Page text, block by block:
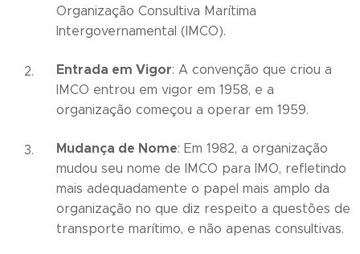
Organização Consultiva Marítima
Intergovernamental (IMCO).
Entrada em Vigor: A convenção que criou a
IMCO entrou em vigor em 1958, e a
organização começou a operar em 1959.
Mudança de Nome: Em 1982, a organização
mudou seu nome de IMCO para IMO, refletindo
mais adequadamente o papel mais amplo da
organização no que diz respeito a questões de
transporte marítimo, e não apenas consultivas.